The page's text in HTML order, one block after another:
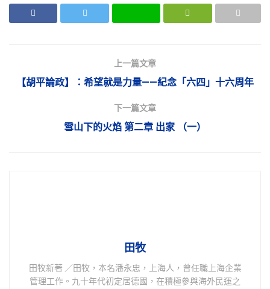
上一篇文章
【胡平論政】：希望就是力量——紀念「六四」十六周年
下一篇文章
雪山下的火焰 第二章 出家 （一）
田牧
田牧新著 ／田牧，本名潘永忠，上海人，曾任職上海企業
管理工作。九十年代初定居德國，在積極參與海外民運之